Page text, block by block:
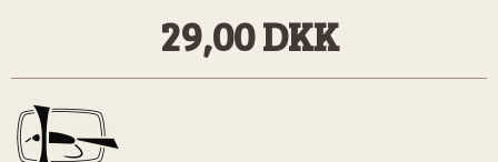
29,00 DKK